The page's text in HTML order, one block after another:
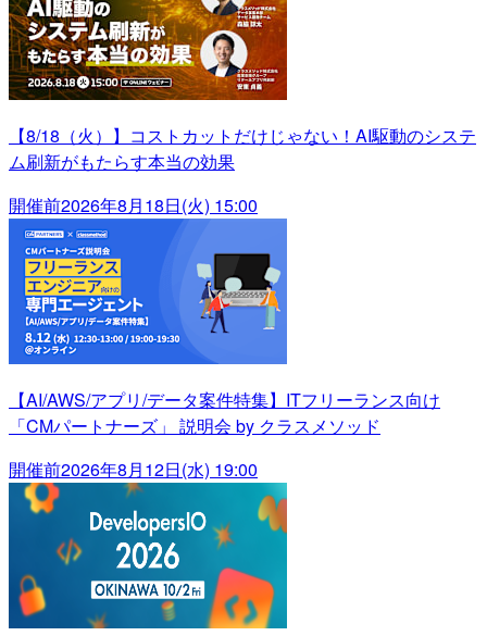
【8/18（火）】コストカットだけじゃない！AI駆動のシステ
ム刷新がもたらす本当の効果
開催前2026年8月18日(火) 15:00
【AI/AWS/アプリ/データ案件特集】ITフリーランス向け
「CMパートナーズ」 説明会 by クラスメソッド
開催前2026年8月12日(水) 19:00